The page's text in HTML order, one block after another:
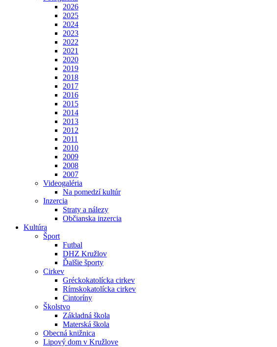
2026
2025
2024
2023
2022
2021
2020
2019
2018
2017
2016
2015
2014
2013
2012
2011
2010
2009
2008
2007
Videogaléria
Na pomedzí kultúr
Inzercia
Straty a nálezy
Občianska inzercia
Kultúra
Šport
Futbal
DHZ Kružlov
Ďalšie športy
Cirkev
Gréckokatolícka cirkev
Rímskokatolícka cirkev
Cintoríny
Školstvo
Základná škola
Materská škola
Obecná knižnica
Lipový dom v Kružlove